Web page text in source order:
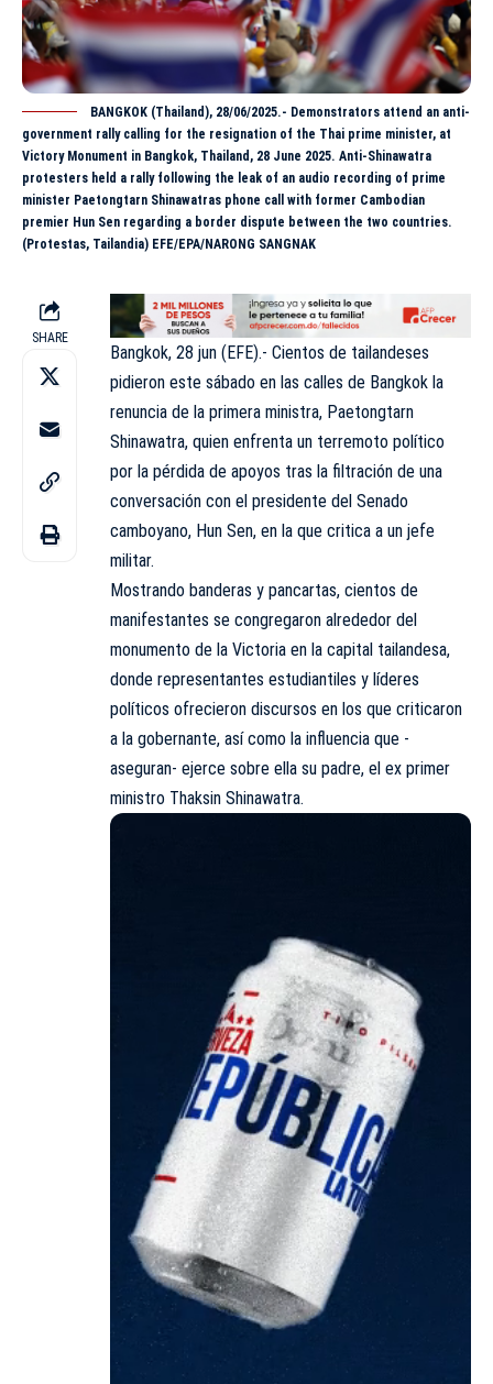
BANGKOK (Thailand), 28/06/2025.- Demonstrators attend an anti-
government rally calling for the resignation of the Thai prime minister, at
Victory Monument in Bangkok, Thailand, 28 June 2025. Anti-Shinawatra
protesters held a rally following the leak of an audio recording of prime
minister Paetongtarn Shinawatras phone call with former Cambodian
premier Hun Sen regarding a border dispute between the two countries.
(Protestas, Tailandia) EFE/EPA/NARONG SANGNAK
SHARE
Bangkok, 28 jun (EFE).- Cientos de tailandeses
pidieron este sábado en las calles de Bangkok la
renuncia de la primera ministra, Paetongtarn
Shinawatra, quien enfrenta un terremoto político
por la pérdida de apoyos tras la filtración de una
conversación con el presidente del Senado
camboyano, Hun Sen, en la que critica a un jefe
militar.
Mostrando banderas y pancartas, cientos de
manifestantes se congregaron alrededor del
monumento de la Victoria en la capital tailandesa,
donde representantes estudiantiles y líderes
políticos ofrecieron discursos en los que criticaron
a la gobernante, así como la influencia que -
aseguran- ejerce sobre ella su padre, el ex primer
ministro Thaksin Shinawatra.